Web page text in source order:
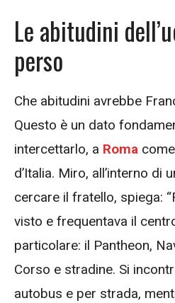
Le abitudini
perso
Che abitudini avrebbe
Questo è un dato
intercettarlo, a Roma
d’Italia. Miro, all’interno di
cercare il fratello, spiega:
visto e frequentava il
particolare: il Pantheon,
Corso e stradine. Si
autobus e per strada,